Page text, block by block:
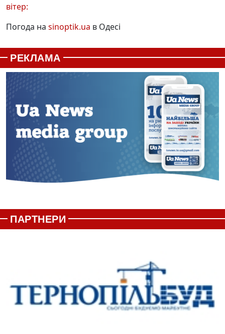
вітер:
Погода на sinoptik.ua в Одесі
РЕКЛАМА
ПАРТНЕРИ